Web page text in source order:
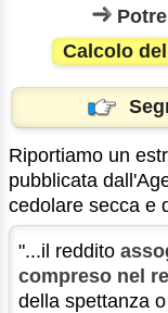
Calcolo
Riportiamo un
pubblicata
cedolare secca e
"...il reddito
compreso nel
della spettanza